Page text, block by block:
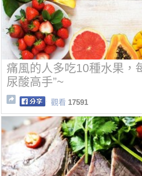
痛風的人多吃10種水果，
尿酸高手”~
觀看 17591